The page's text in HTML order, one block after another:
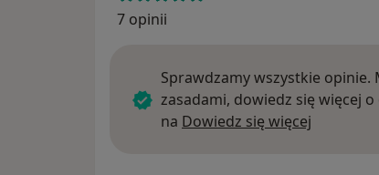
7 opinii
Sprawdzamy wszystkie
zasadami, dowiedz się więcej
na Dowiedz się więcej